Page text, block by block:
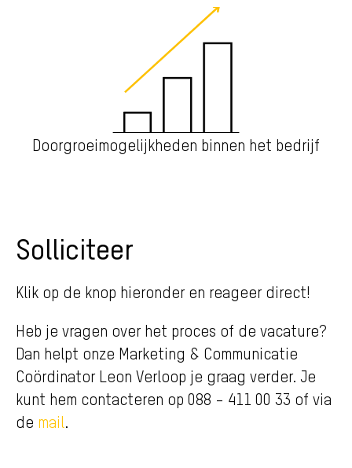
Doorgroeimogelijkheden binnen het bedrijf
Solliciteer
Klik op de knop hieronder en reageer direct!
Heb je vragen over het proces of de vacature?
Dan helpt onze Marketing & Communicatie
Coördinator Leon Verloop je graag verder. Je
kunt hem contacteren op 088 – 411 00 33 of via
de mail.